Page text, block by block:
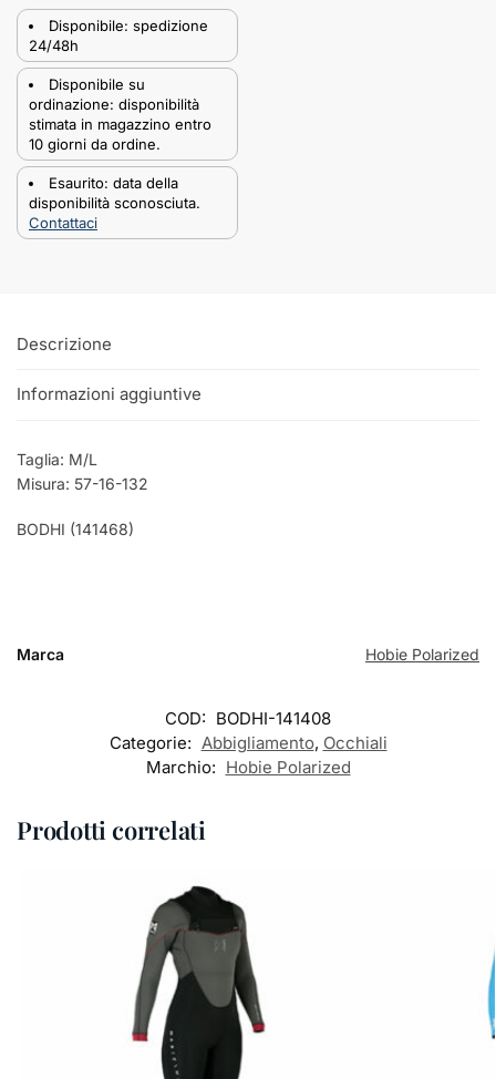
Disponibile: spedizione
24/48h
Disponibile su
ordinazione: disponibilità
stimata in magazzino entro
10 giorni da ordine.
Esaurito: data della
disponibilità sconosciuta.
Contattaci
Descrizione
Informazioni aggiuntive
Taglia: M/L
Misura: 57-16-132
BODHI (141468)
Marca Hobie Polarized
COD: BODHI-141408
Categorie: Abbigliamento, Occhiali
Marchio: Hobie Polarized
Prodotti correlati